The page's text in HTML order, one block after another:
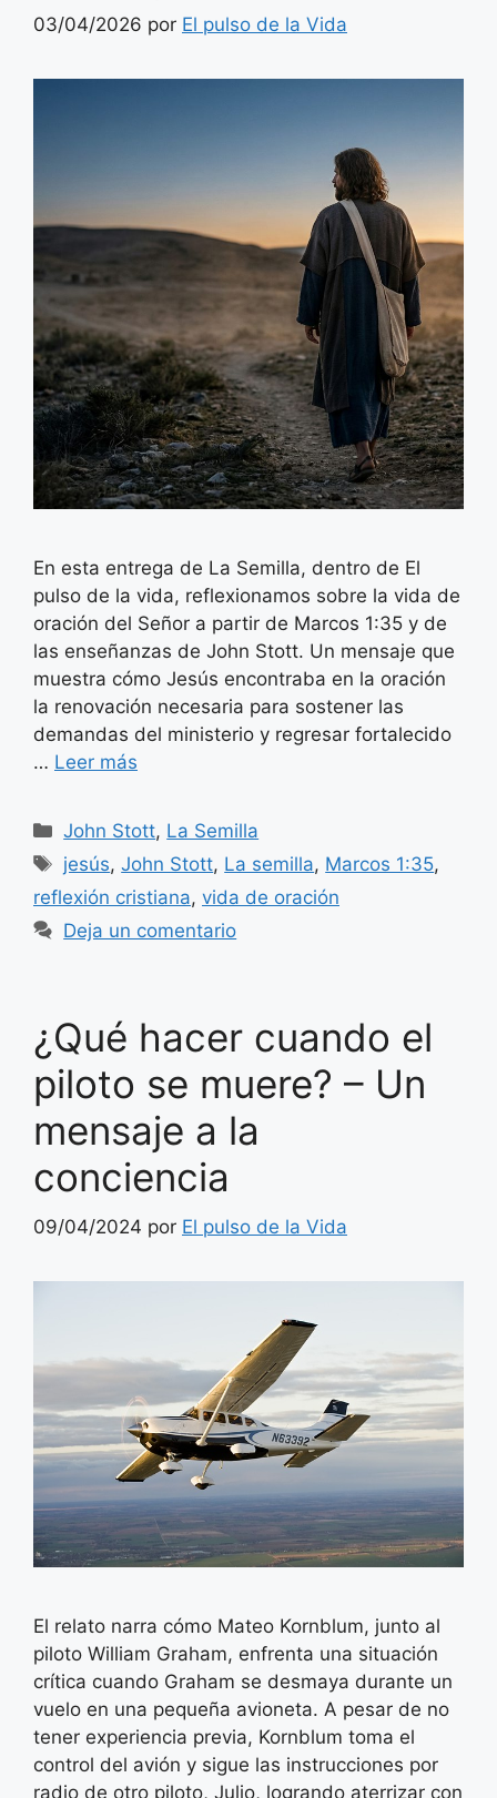
03/04/2026 por El pulso de la Vida
En esta entrega de La Semilla, dentro de El
pulso de la vida, reflexionamos sobre la vida de
oración del Señor a partir de Marcos 1:35 y de
las enseñanzas de John Stott. Un mensaje que
muestra cómo Jesús encontraba en la oración
la renovación necesaria para sostener las
demandas del ministerio y regresar fortalecido
… Leer más
Categorías
John Stott, La Semilla
Etiquetas
jesús,John Stott, La semilla, Marcos 1:35,
reflexión cristiana, vida de oración
Deja un comentario
¿Qué hacer cuando el
piloto se muere? – Un
mensaje a la
conciencia
09/04/2024 por El pulso de la Vida
El relato narra cómo Mateo Kornblum, junto al
piloto William Graham, enfrenta una situación
crítica cuando Graham se desmaya durante un
vuelo en una pequeña avioneta. A pesar de no
tener experiencia previa, Kornblum toma el
control del avión y sigue las instrucciones por
radio de otro piloto, Julio, logrando aterrizar con